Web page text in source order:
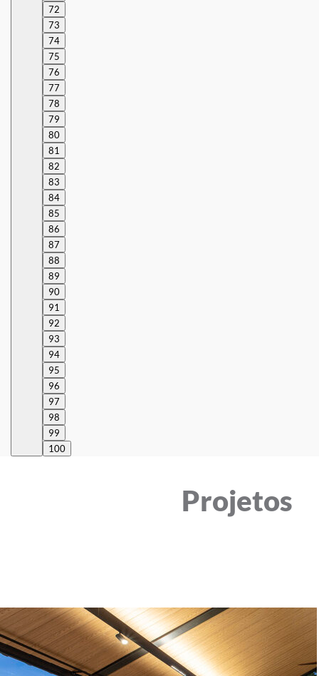
72
73
74
75
76
77
78
79
80
81
82
83
84
85
86
87
88
89
90
91
92
93
94
95
96
97
98
99
100
Projetos